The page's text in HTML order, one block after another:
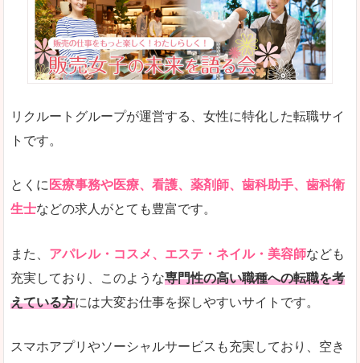
リクルートグループが運営する、女性に特化した転職サイ
トです。
とくに 医療事務や医療、看護、薬剤師、歯科助手、歯科衛
生士などの求人がとても豊富です。
また、 アパレル・コスメ、エステ・ネイル・美容師なども
充実しており、このような専門性の高い職種への転職を考
えている方には大変お仕事を探しやすいサイトです。
スマホアプリやソーシャルサービスも充実しており、空き